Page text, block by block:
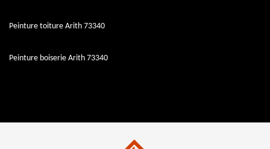
Peinture toiture Arith 73340
Peinture boiserie Arith 73340